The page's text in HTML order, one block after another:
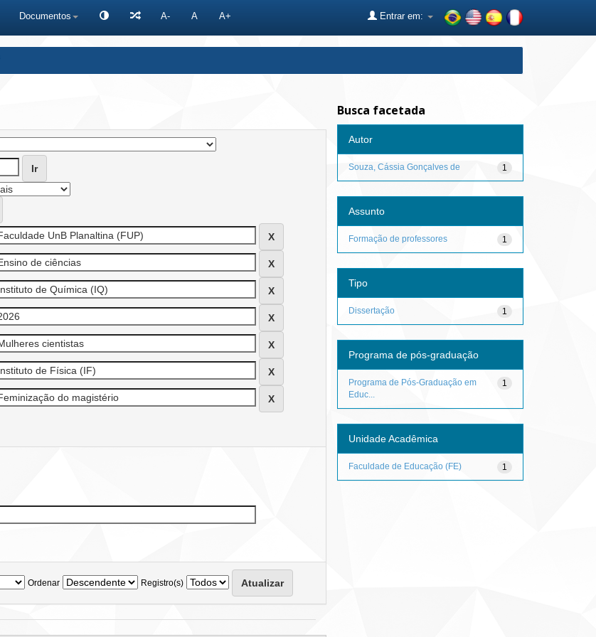
Documentos A- A A+ Entrar em:
Ordenar Registro(s)
Busca facetada
Autor
1
Souza, Cássia Gonçalves de
Assunto
1
Formação de professores
Tipo
1
Dissertação
Programa de pós-graduação
1
Programa de Pós-Graduação em
Educ...
Unidade Acadêmica
1
Faculdade de Educação (FE)